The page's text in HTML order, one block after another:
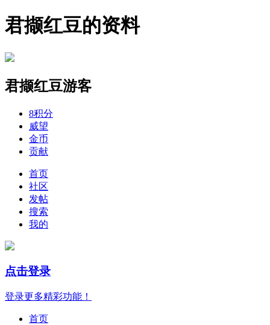
君撷红豆的资料
君撷红豆游客
8积分
威望
金币
贡献
首页
社区
发帖
搜索
我的
点击登录
登录更多精彩功能！
首页